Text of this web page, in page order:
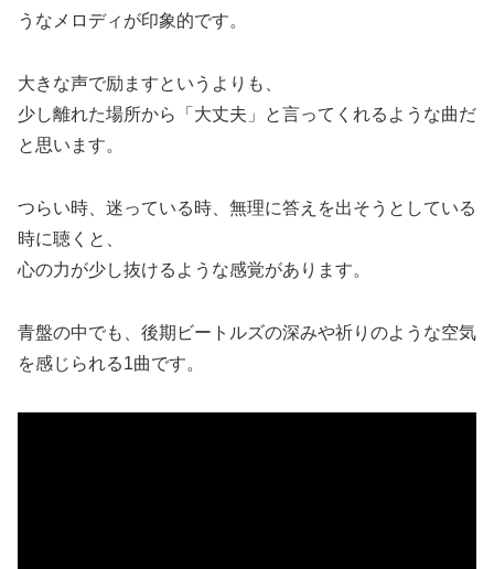
うなメロディが印象的です。
大きな声で励ますというよりも、
少し離れた場所から「大丈夫」と言ってくれるような曲だ
と思います。
つらい時、迷っている時、無理に答えを出そうとしている
時に聴くと、
心の力が少し抜けるような感覚があります。
青盤の中でも、後期ビートルズの深みや祈りのような空気
を感じられる1曲です。